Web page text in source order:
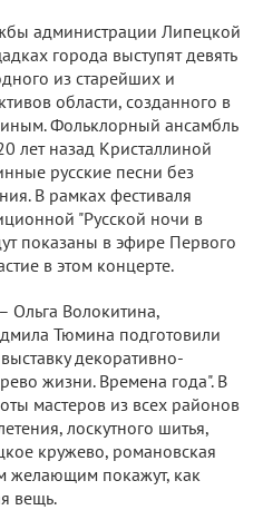
администрации Липецкой
города выступят девять
из старейших и
области, созданного в
Фольклорный ансамбль
лет назад Кристаллиной
русские песни без
В рамках фестиваля
"Русской ночи в
показаны в эфире Первого
в этом концерте.
Ольга Волокитина,
Тюмина подготовили
декоративно-
жизни. Времена года". В
мастеров из всех районов
лоскутного шитья,
кружево, романовская
желающим покажут, как
вещь.